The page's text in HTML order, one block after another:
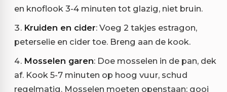
en knoflook 3-4 minuten tot glazig, niet bruin.
Kruiden en cider: Voeg 2 takjes estragon,
peterselie en cider toe. Breng aan de kook.
Mosselen garen: Doe mosselen in de pan, dek
af. Kook 5-7 minuten op hoog vuur, schud
regelmatig. Mosselen moeten openstaan; gooi